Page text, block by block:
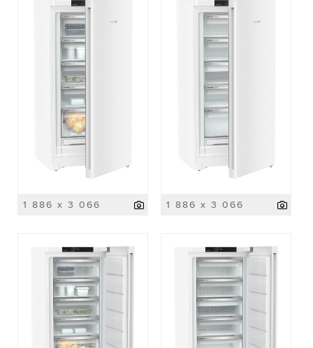
1 886 x 3 066 1 886 x 3 066